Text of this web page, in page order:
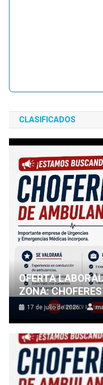
CLASIFICADOS
OFERTA
ZONA:
17 de julio de 2026